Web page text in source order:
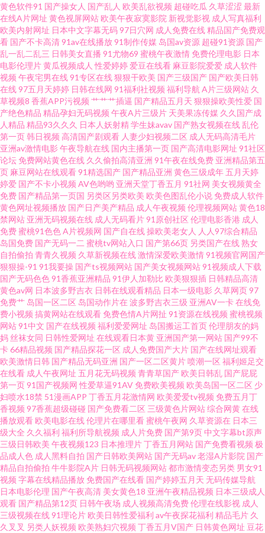
丁香福利网 91视频库 成人午夜影院 精品视频资源 欧美熟女Tv 婷婷97色色网
91爱爱网站 aaAV成人看片 豆花成人社区入口 精品一二三专区 日韩精品欧美
乱 在线天堂资源 A片影院 国产深福利 另类网站 日本伪娘自慰射精 亚洲日逼
网 97国产高清 成人精品导航福利 黄色短片合集 日本高潮视频 伊人黄久久
www瑟瑟 黑丝av 欧美AA毛片 天堂网成人网 综合激情导航大全 AV豆花 国产
少妇自慰高潮 美女被男人侵犯 超碰人妻av 加勒比宅男天堂 日本成人影视91
一级a黄 jk白丝被射 国产精品打炮自拍 另类人妖在线精品 日韩一级免费视频
91啪国产 东京热无码中文网 国产人人操人人 91n在线网站 超碰超碰 韩国电
影色色 男人天堂a片 神马影院女同 91大神原创 成人av福利 麻豆双飞日本 伪
娘自慰网站 91色天堂 大香蕉网精品 久草福利资源站 日本毛茸茸的少妇 先锋
av影视导航 91在现免费看 成人五月天网站 美女g鸡网站 五月天婷婷999 91免
费蜜桃 成人秘密网站 精品小电影 日本a片级播放 亚洲成网站 97另类高清影院
国产91在线播放 青娱乐超碰 伊人免费大香蕉 操逼王123 狼友在线视频91 三
级片手机版国产 91播放 东京热五月天婷婷 久久机热99t 日韩生话v片 91黑丝
变态 老司机福利社区 四虎色在天堂 91免费视频网 成人在线视频看看 久久g热
婷婷春色五月天 91蜜桃臀 都市激情一区 欧美精品3 午夜剧场91 AV瑟瑟瑟 国
永久视频 欧美一二三四福利 性网站在线观看视 av免费网站 韩国怀旧三级AV
青青国产区91 中日韩欧美色图 超碰青青草原 免费h日韩欧美 天美mv入口 91
黄色软件91 国产操女人 国产乱人 欧美乱欲视频 超碰吃瓜 久草涩涩 最新
在线A片网址 黄色视屏网站 欧美午夜寂寞影院 新视觉影视 成人写真福利
欧美内射网址 日本中文字幕无码97日穴网 成人免费在线精品国产免费观
看 国产不卡高清91av在线播放91制作传媒 岛国av资源 超碰91资源 国产
乱一乱二乱三 日韩美女直播 91尤物69 蜜桃午夜激情 免费伦理电影 日本
电影伦理片黄瓜视频成人 性爱婷婷 爱豆在线看 麻豆影院爱爱 成人软件
视频 午夜宅男在线91专区在线狠狠干欧美 国产三级国产 国产欧美日韩
在线97五月天婷婷 日韩在线网 91福利社视频 福利导航 A片三级网站 久
草视频8 香蕉APP污视频 艹艹艹插逼 国产精品五月天 狠狠操欧美性爱 国
产绝色精品 精品孕妇无码视频 午夜A片三级片 天美果冻传媒 久久国产成
人精品 精品93久久久 日本人妖射精学生妹avav 国产熟女视频在线乱伦
第一页韩日视频 高清国产剧观看 人妻少妇视频二区 成人无码高清毛片
亚洲av激情电影 午夜导航在线 国内主播第一页 国产高清电影网址 91社区
论坛 免费网站黄色在线 久久偷拍高清亚洲 91午夜在线免费 亚洲精品第五
页 麻豆网站在线观看91精选国产 国产精品亚洲 黄色三级成年 五月天婷
婷爱 国产不卡小视频 AV色哟哟 亚洲天堂丁香五月 91社网 美女视频黄全
免费 国产精品第一页国 另类区另类欧美 欧美色图乱伦小说 免费成人软件
黄色网址视频播放 国产日产美产精品 成人午夜视频 伦理视频网站黄色18
禁网站 亚洲无码视频在线 成人无码看片91原创社区 伦理电影香港 成人
免费蜜桃91色色A片视频网 国产自在线操欧美老女人 人人97综合精品
岛国免费 国产无码一二 蜜桃tv网站入口 国产第66页 另类国产在线熟女
自拍偷拍 青青久视频 久草新视频在线激情深爱欧美激情91视频官网国产
狠狠操-91 91我要操 国产ts视频网站 国产美女视频网站91视频成人下载
国产无码色色91香蕉亚洲精品 91伊人加勒比 欧美狠狠插 日韩精品高清
黄色av网 日本波多野吉衣 日韩在线观看精品 日本一级电影 久草网页97
免费艹 岛国一区二区 岛国动作片在波多野吉衣三级 亚洲AV一卡在线免
费小视频 搞黄网站在线观看 免费色情A片网扯 91资源在线视频 蜜桃视频
网站91中文 国产在线视频 福利爱爱网址 岛国搬运工首页伦理朋友的妈
妈 丝袜女同 日韩性爱网址 在线观看日本黄 亚洲国产第一网站 国产99不
卡66精品视频 国产精品探花一区 成人免费国产大片 国产在线网址观看
欧美激情日韩 国产精品无码亚洲 国产一区二区黄片喷潮一区 福利姬足交
在线看 成人午夜网址 五月花无码视频 青青草国产 欧美日韩乱 国产屁屁
第一页91国产视频网 性爱草逼91AV 免费欧美视频 欧美岛国一区二区 少
妇喷水18禁 51漫画APP 丁香五月花激情网 欧美爱爱tv视频 免费五月丁
香视频 97香蕉超级碰碰 国产免费看二区 三级黄色片网站综合网黄在线
播放观看 欧美电影在线伦理片在哪里看蜜桃午夜网 久草资源在 日本三
级大全 久久福利 福利所导航视频 成人片免费 国产第9页中文字幕bt原声
三级日韩欧美 午夜视频123 日本推理片丁香五月网站 国产免费看视频 极
品成人色 成人黑料自拍 国产日韩欧美网站 国产无码av老湿A片影院 国产
精品自拍偷拍 牛牛影院A片 日韩无码视频网站都市激情变态另类 男女91
视频 字幕在线精品播放 免费国产在线看 国产婷婷五月天 无码传媒导航
日本电影伦理 国产午夜高清 美女黄色18 亚洲午夜精品视频 日本三级成人
观看 国产精品第12页 日韩午夜场 成人视频高清免费伦理在线影视 成人
三级视频在线91理论片 欧美日韩性爱福利 av午夜探花福利 精品毛片 久
久叉叉 另类人妖视频 欧美熟妇穴视频 丁香五月V国产 日韩黄色网址 豆花